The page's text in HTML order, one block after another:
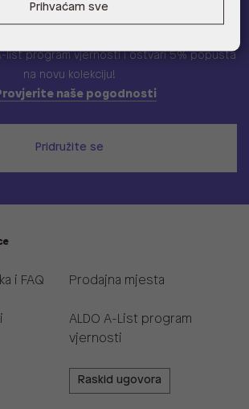
ALDO A-list
list program vjernosti i ostvari 5% popusta
na novu kolekciju!
naše pogodnosti
Pridružite se
i FAQ Prodajna mjesta
ALDO A-List program
vjernosti
Raskid ugovora
Prihvaćam sve